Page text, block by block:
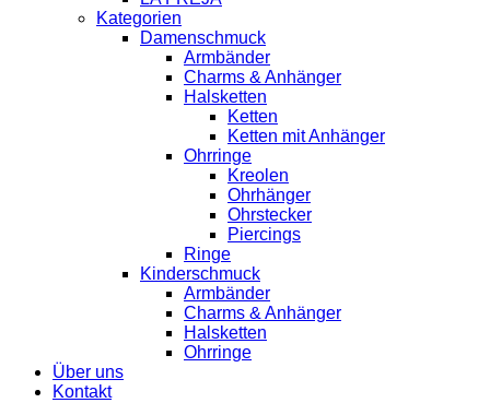
Kategorien
Damenschmuck
Armbänder
Charms & Anhänger
Halsketten
Ketten
Ketten mit Anhänger
Ohrringe
Kreolen
Ohrhänger
Ohrstecker
Piercings
Ringe
Kinderschmuck
Armbänder
Charms & Anhänger
Halsketten
Ohrringe
Über uns
Kontakt